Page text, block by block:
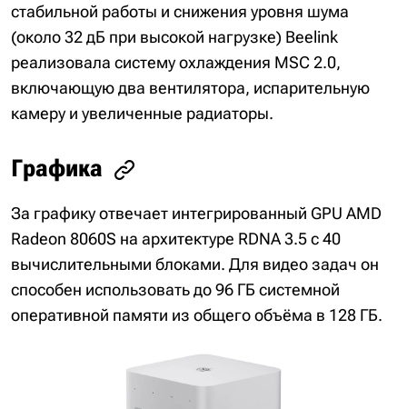
стабильной работы и снижения уровня шума
(около 32 дБ при высокой нагрузке) Beelink
реализовала систему охлаждения MSC 2.0,
включающую два вентилятора, испарительную
камеру и увеличенные радиаторы.
Графика
За графику отвечает интегрированный GPU AMD
Radeon 8060S на архитектуре RDNA 3.5 с 40
вычислительными блоками. Для видео задач он
способен использовать до 96 ГБ системной
оперативной памяти из общего объёма в 128 ГБ.